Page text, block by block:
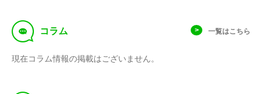
f コラム 一覧はこちら
現在コラム情報の掲載はございません。